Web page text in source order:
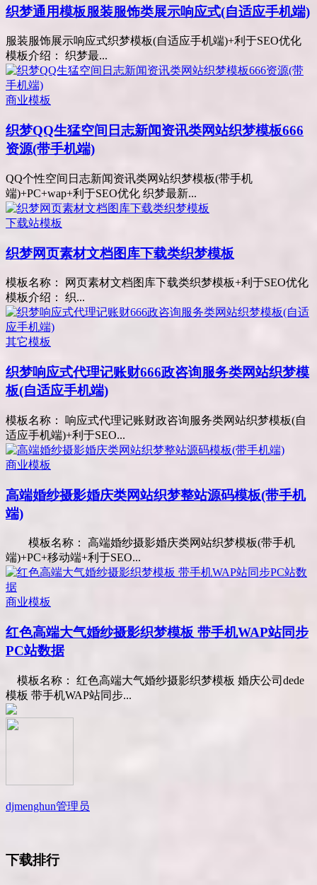
织梦通用模板服装服饰类展示响应式(自适应手机端)
服装服饰展示响应式织梦模板(自适应手机端)+利于SEO优化
模板介绍： 织梦最...
商业模板
织梦QQ生猛空间日志新闻资讯类网站织梦模板666
资源(带手机端)
QQ个性空间日志新闻资讯类网站织梦模板(带手机
端)+PC+wap+利于SEO优化 织梦最新...
下载站模板
织梦网页素材文档图库下载类织梦模板
模板名称： 网页素材文档图库下载类织梦模板+利于SEO优化
模板介绍： 织...
其它模板
织梦响应式代理记账财666政咨询服务类网站织梦模
板(自适应手机端)
模板名称： 响应式代理记账财政咨询服务类网站织梦模板(自
适应手机端)+利于SEO...
商业模板
高端婚纱摄影婚庆类网站织梦整站源码模板(带手机
端)
模板名称： 高端婚纱摄影婚庆类网站织梦模板(带手机
端)+PC+移动端+利于SEO...
商业模板
红色高端大气婚纱摄影织梦模板 带手机WAP站同步
PC站数据
模板名称： 红色高端大气婚纱摄影织梦模板 婚庆公司dede
模板 带手机WAP站同步...
djmenghun管理员
下载排行